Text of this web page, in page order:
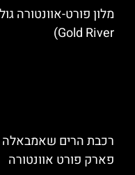
Gold River)
פארק פורט אוונטורה